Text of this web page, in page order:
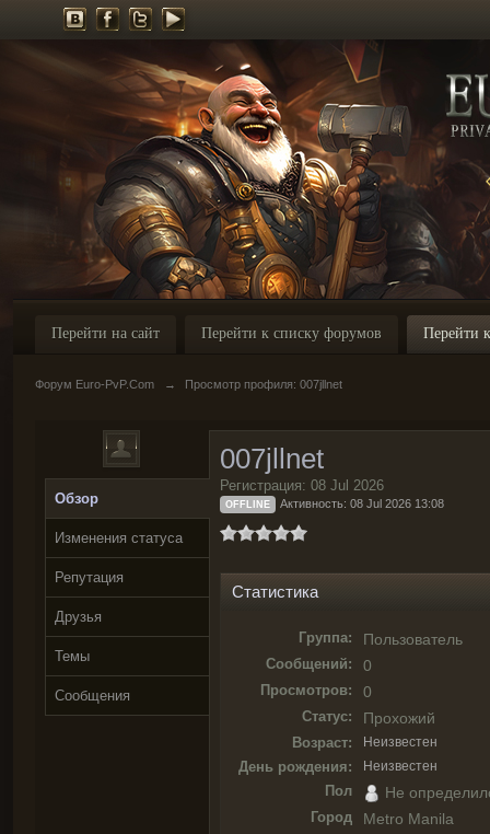
Перейти на сайт Перейти к списку форумов Перейти
Форум Euro-PvP.Com → Просмотр профиля: 007jllnet
Обзор
Изменения статуса
Репутация
Друзья
Темы
Сообщения
007jllnet
Регистрация: 08 Jul 2026
OFFLINE Активность: 08 Jul 2026 13:08
Статистика
Группа: Пользователь
Сообщений: 0
Просмотров: 0
Статус: Прохожий
Возраст: Неизвестен
День рождения: Неизвестен
Пол Не
Город Metro Manila